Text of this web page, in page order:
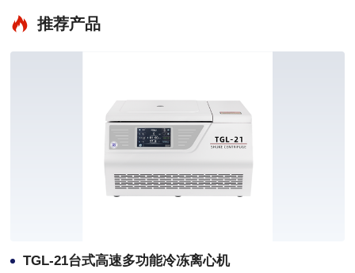
推荐产品
TGL-21台式高速多功能冷冻离心机